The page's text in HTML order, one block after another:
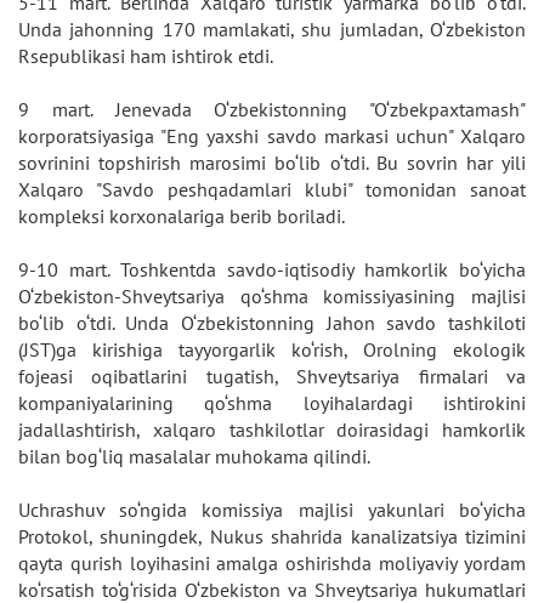
Unda jahonning 170 mamlakati, shu jumladan, O‘zbekiston
Rsepublikasi ham ishtirok etdi.
9 mart. Jenevada O‘zbekistonning "O‘zbekpaxtamash"
korporatsiyasiga "Eng yaxshi savdo markasi uchun" Xalqaro
sovrinini topshirish marosimi bo‘lib o‘tdi. Bu sovrin har yili
Xalqaro "Savdo peshqadamlari klubi" tomonidan sanoat
kompleksi korxonalariga berib boriladi.
9-10 mart. Toshkentda savdo-iqtisodiy hamkorlik bo‘yicha
O‘zbekiston-Shveytsariya qo‘shma komissiyasining majlisi
bo‘lib o‘tdi. Unda O‘zbekistonning Jahon savdo tashkiloti
(JST)ga kirishiga tayyorgarlik ko‘rish, Orolning ekologik
fojeasi oqibatlarini tugatish, Shveytsariya firmalari va
kompaniyalarining qo‘shma loyihalardagi ishtirokini
jadallashtirish, xalqaro tashkilotlar doirasidagi hamkorlik
bilan bog‘liq masalalar muhokama qilindi.
Uchrashuv so‘ngida komissiya majlisi yakunlari bo‘yicha
Protokol, shuningdek, Nukus shahrida kanalizatsiya tizimini
qayta qurish loyihasini amalga oshirishda moliyaviy yordam
ko‘rsatish to‘g‘risida O‘zbekiston va Shveytsariya hukumatlari